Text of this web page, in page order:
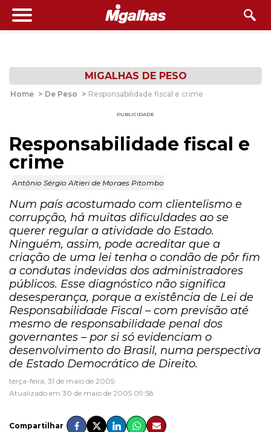
MIGALHAS DE PESO
Home > De Peso > Responsabilidade fiscal e crime
PUBLICIDADE
Responsabilidade fiscal e
crime
Antônio Sérgio Altieri de Moraes Pitombo
Num país acostumado com clientelismo e
corrupção, há muitas dificuldades ao se
querer regular a atividade do Estado.
Ninguém, assim, pode acreditar que a
criação de uma lei tenha o condão de pôr fim
a condutas indevidas dos administradores
públicos. Esse diagnóstico não significa
desesperança, porque a existência de Lei de
Responsabilidade Fiscal – com previsão até
mesmo de responsabilidade penal dos
governantes – por si só evidenciam o
desenvolvimento do Brasil, numa perspectiva
de Estado Democrático de Direito.
terça-feira, 31 de maio de 2005
Atualizado em 30 de maio de 2005 09:58
Compartilhar